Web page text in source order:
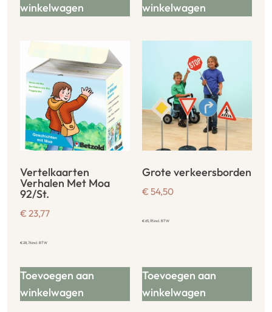
winkelwagen
winkelwagen
Vertelkaarten
Verhalen Met Moa
92/St.
€ 23,77
€28,76incl. BTW
Toevoegen aan
winkelwagen
Grote verkeersborden
€ 54,50
€65,95incl. BTW
Toevoegen aan
winkelwagen